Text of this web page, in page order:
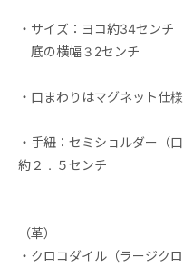
・サイズ：ヨコ約34セン
底の横幅３2センチ
・口まわりはマグネット仕
・手紐：セミショルダー
約２．５センチ
（革）
・クロコダイル（ラージクロ